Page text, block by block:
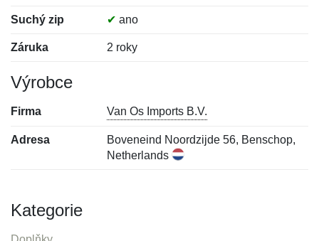
Suchý zip ✔ ano
Záruka 2 roky
Výrobce
Firma Van Os Imports B.V.
Adresa
Boveneind Noordzijde 56, Benschop,
Netherlands
Kategorie